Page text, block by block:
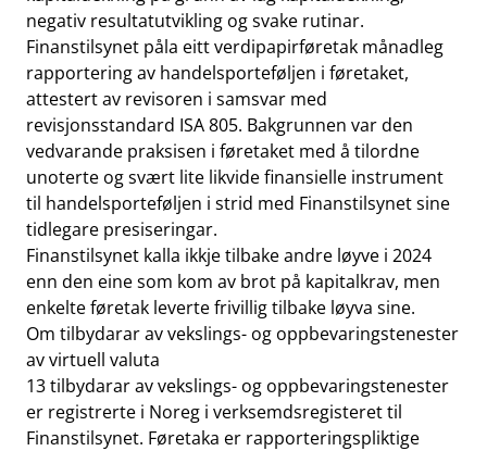
negativ resultatutvikling og svake rutinar.
Finanstilsynet påla eitt verdipapirføretak månadleg
rapportering av handelsporteføljen i føretaket,
attestert av revisoren i samsvar med
revisjonsstandard ISA 805. Bakgrunnen var den
vedvarande praksisen i føretaket med å tilordne
unoterte og svært lite likvide finansielle instrument
til handelsporteføljen i strid med Finanstilsynet sine
tidlegare presiseringar.
Finanstilsynet kalla ikkje tilbake andre løyve i 2024
enn den eine som kom av brot på kapitalkrav, men
enkelte føretak leverte frivillig tilbake løyva sine.
Om tilbydarar av vekslings- og oppbevaringstenester
av virtuell valuta
13 tilbydarar av vekslings- og oppbevaringstenester
er registrerte i Noreg i verksemdsregisteret til
Finanstilsynet. Føretaka er rapporteringspliktige